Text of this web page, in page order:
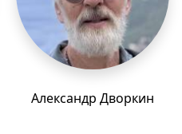
Александр Дворкин